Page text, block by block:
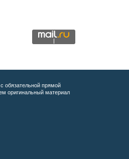
обязательной прямой
оригинальный материал